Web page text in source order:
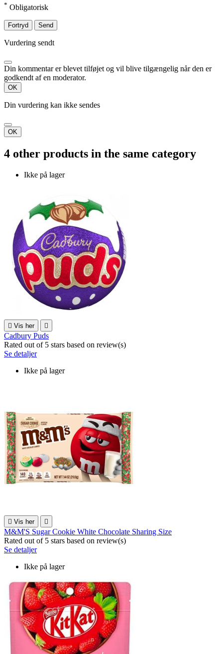
* Obligatorisk
Fortryd Send
Vurdering sendt
Din kommentar er blevet tilføjet og vil blive tilgængelig når den er
godkendt af en moderator.
OK
Din vurdering kan ikke sendes
OK
4 other products in the same category
Ikke på lager
 Vis her 
Cadbury Puds
Rated out of 5 stars based on review(s)
Se detaljer
Ikke på lager
 Vis her 
M&M'S Sugar Cookie White Chocolate Sharing Size
Rated out of 5 stars based on review(s)
Se detaljer
Ikke på lager